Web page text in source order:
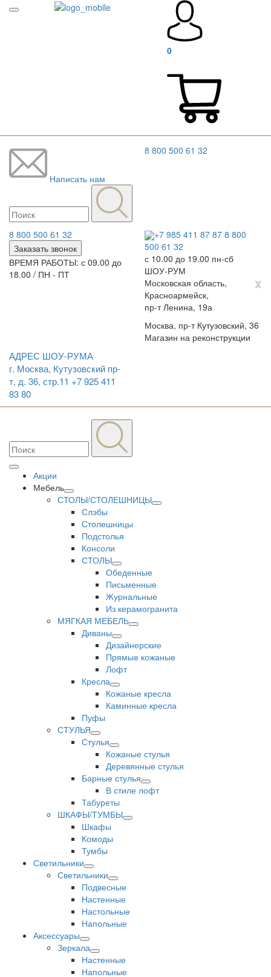
0
Написать нам
8 800 500 61 32
8 800 500 61 32
Заказать звонок
ВРЕМЯ РАБОТЫ: с 09.00 до
18.00 / ПН - ПТ
+7 985 411 87 87 8 800
500 61 32
с 10.00 до 19.00 пн-сб
ШОУ-РУМ
x
Московская область,
Красноармейск,
пр-т Ленина, 19а
Москва, пр-т Кутузовский, 36
Магазин на реконструкции
АДРЕС ШОУ-РУМА
г. Москва, Кутузовский пр-
т, д. 36, стр.11 +7 925 411
83 80
Акции
Мебель
СТОЛЫ/СТОЛЕШНИЦЫ
Слэбы
Столешницы
Подстолья
Консоли
СТОЛЫ
Обеденные
Письменные
Журнальные
Из керамогранита
МЯГКАЯ МЕБЕЛЬ
Диваны
Дизайнерские
Прямые кожаные
Лофт
Кресла
Кожаные кресла
Каминные кресла
Пуфы
СТУЛЬЯ
Стулья
Кожаные стулья
Деревянные стулья
Барные стулья
В стиле лофт
Табуреты
ШКАФЫ/ТУМБЫ
Шкафы
Комоды
Тумбы
Светильники
Светильники
Подвесные
Настенные
Настольные
Напольные
Аксессуары
Зеркала
Настенные
Напольные